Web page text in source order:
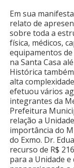
Em sua
relato de
sobre toda a
física, médicos,
equipamentos
na Santa Casa
Histórica
alta
efetuou vários
integrantes da
Prefeitura
relação a
importância do
do Exmo. Dr.
recurso de R$
para a Unidade